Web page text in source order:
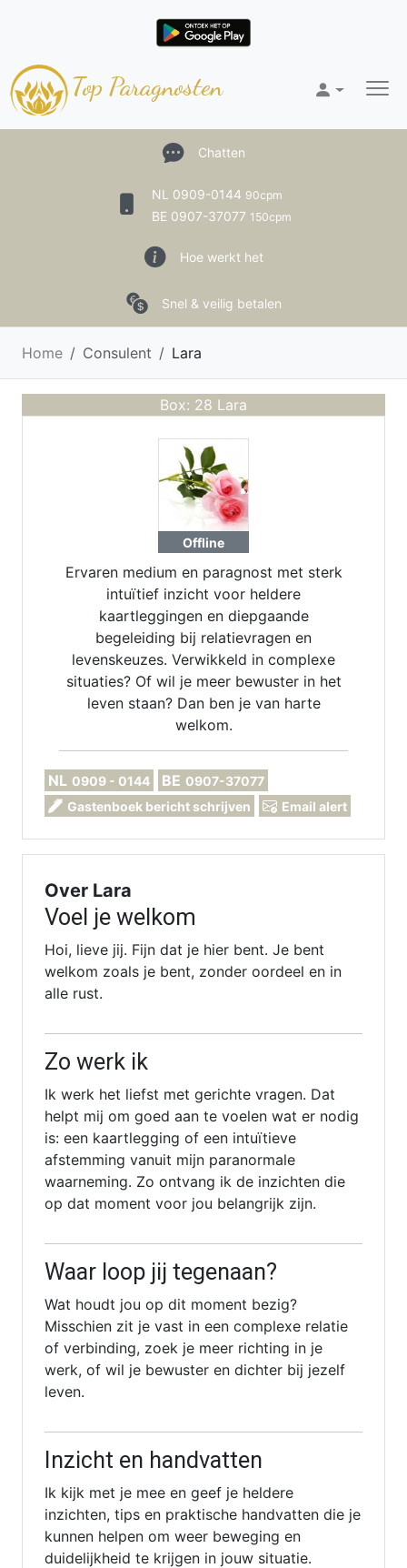
Top Paragnosten
Chatten
NL 0909-0144 90cpm
BE 0907-37077 150cpm
Hoe werkt het
Snel & veilig betalen
Home Consulent Lara
Box: 28 Lara
Offline
Ervaren medium en paragnost met sterk
intuïtief inzicht voor heldere
kaartleggingen en diepgaande
begeleiding bij relatievragen en
levenskeuzes. Verwikkeld in complexe
situaties? Of wil je meer bewuster in het
leven staan? Dan ben je van harte
welkom.
NL 0909 - 0144 BE 0907-37077
Gastenboek bericht schrijven
Email alert
Over Lara
Voel je welkom
Hoi, lieve jij. Fijn dat je hier bent. Je bent
welkom zoals je bent, zonder oordeel en in
alle rust.
Zo werk ik
Ik werk het liefst met gerichte vragen. Dat
helpt mij om goed aan te voelen wat er nodig
is: een kaartlegging of een intuïtieve
afstemming vanuit mijn paranormale
waarneming. Zo ontvang ik de inzichten die
op dat moment voor jou belangrijk zijn.
Waar loop jij tegenaan?
Wat houdt jou op dit moment bezig?
Misschien zit je vast in een complexe relatie
of verbinding, zoek je meer richting in je
werk, of wil je bewuster en dichter bij jezelf
leven.
Inzicht en handvatten
Ik kijk met je mee en geef je heldere
inzichten, tips en praktische handvatten die je
kunnen helpen om weer beweging en
duidelijkheid te krijgen in jouw situatie.